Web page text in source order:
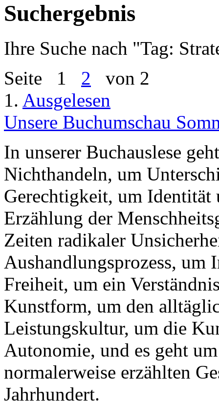
Suchergebnis
Ihre Suche nach "Tag:
Seite 1 2 von 2
1. Ausgelesen
Unsere Buchumschau
In unserer Buchauslese
Nichthandeln, um
Gerechtigkeit, um Identität
Erzählung der
Zeiten radikaler
Aushandlungsprozess, um
Freiheit, um ein
Kunstform, um den
Leistungskultur, um die
Autonomie, und es geht
normalerweise erzählten
Jahrhundert.